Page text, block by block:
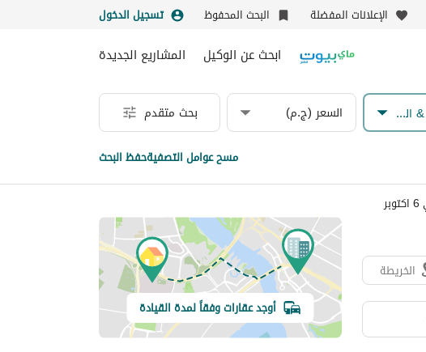
الإعلانات المفضلة البحث المحفوظ تسجيل الدخول
ابحث عن الوكيل المشاريع الجديدة
عدد الغرف & الحمامات السعر (ج.م) بحث متقدم
مسح عوامل التصفيةحفظ البحث
الخريطة
أوجد عقارات وفقاً لمدة القيادة